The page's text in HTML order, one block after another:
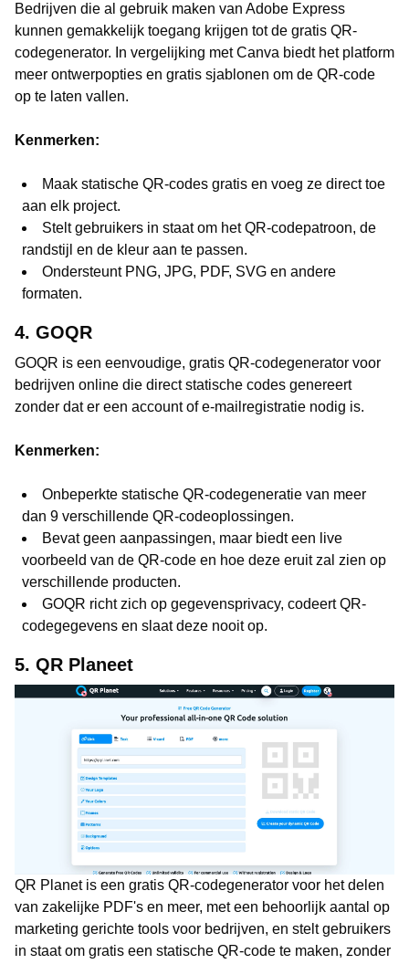
Bedrijven die al gebruik maken van Adobe Express
kunnen gemakkelijk toegang krijgen tot de gratis QR-
codegenerator. In vergelijking met Canva biedt het platform
meer ontwerpopties en gratis sjablonen om de QR-code
op te laten vallen.
Kenmerken:
Maak statische QR-codes gratis en voeg ze direct toe
aan elk project.
Stelt gebruikers in staat om het QR-codepatroon, de
randstijl en de kleur aan te passen.
Ondersteunt PNG, JPG, PDF, SVG en andere
formaten.
4. GOQR
GOQR is een eenvoudige, gratis QR-codegenerator voor
bedrijven online die direct statische codes genereert
zonder dat er een account of e-mailregistratie nodig is.
Kenmerken:
Onbeperkte statische QR-codegeneratie van meer
dan 9 verschillende QR-codeoplossingen.
Bevat geen aanpassingen, maar biedt een live
voorbeeld van de QR-code en hoe deze eruit zal zien op
verschillende producten.
GOQR richt zich op gegevensprivacy, codeert QR-
codegegevens en slaat deze nooit op.
5. QR Planeet
QR Planet is een gratis QR-codegenerator voor het delen
van zakelijke PDF's en meer, met een behoorlijk aantal op
marketing gerichte tools voor bedrijven, en stelt gebruikers
in staat om gratis een statische QR-code te maken, zonder